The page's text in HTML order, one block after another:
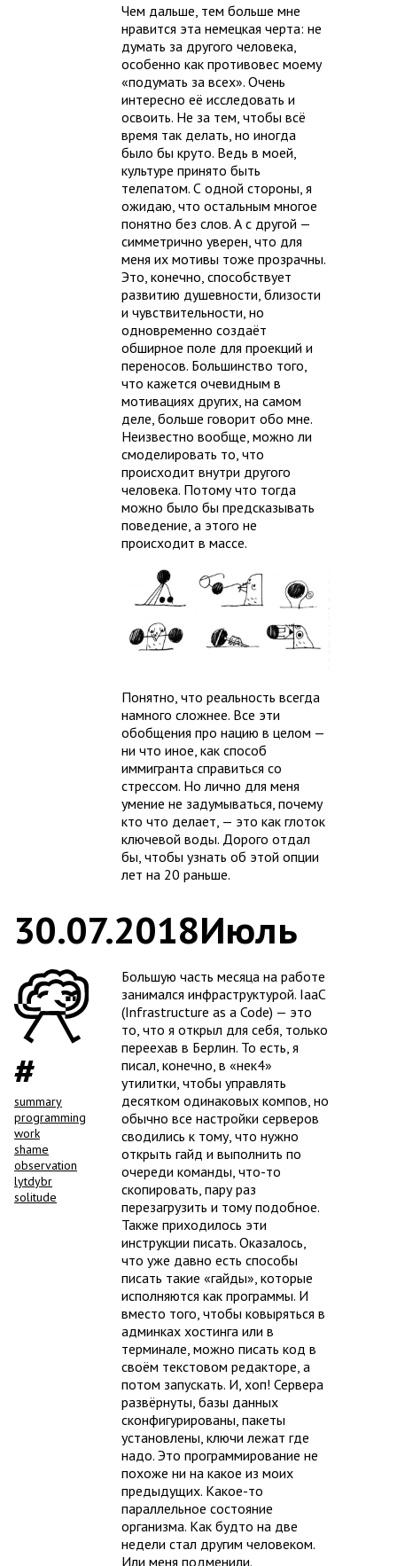
Чем дальше, тем больше мне
нравится эта немецкая черта: не
думать за другого человека,
особенно как противовес моему
«подумать за всех». Очень
интересно её исследовать и
освоить. Не за тем, чтобы всё
время так делать, но иногда
было бы круто. Ведь в моей,
культуре принято быть
телепатом. С одной стороны, я
ожидаю, что остальным многое
понятно без слов. А с другой —
симметрично уверен, что для
меня их мотивы тоже прозрачны.
Это, конечно, способствует
развитию душевности, близости
и чувствительности, но
одновременно создаёт
обширное поле для проекций и
переносов. Большинство того,
что кажется очевидным в
мотивациях других, на самом
деле, больше говорит обо мне.
Неизвестно вообще, можно ли
смоделировать то, что
происходит внутри другого
человека. Потому что тогда
можно было бы предсказывать
поведение, а этого не
происходит в массе.
Понятно, что реальность всегда
намного сложнее. Все эти
обобщения про нацию в целом —
ни что иное, как способ
иммигранта справиться со
стрессом. Но лично для меня
умение не задумываться, почему
кто что делает, — это как глоток
ключевой воды. Дорого отдал
бы, чтобы узнать об этой опции
лет на 20 раньше.
summary
programming
work
shame
observation
lytdybr
solitude
30.07.2018Июль
Большую часть месяца на работе
занимался инфраструктурой. IaaC
(Infrastructure as a Code) — это
то, что я открыл для себя, только
переехав в Берлин. То есть, я
писал, конечно, в «нек4»
утилитки, чтобы управлять
десятком одинаковых компов, но
обычно все настройки серверов
сводились к тому, что нужно
открыть гайд и выполнить по
очереди команды, что-то
скопировать, пару раз
перезагрузить и тому подобное.
Также приходилось эти
инструкции писать. Оказалось,
что уже давно есть способы
писать такие «гайды», которые
исполняются как программы. И
вместо того, чтобы ковыряться в
админках хостинга или в
терминале, можно писать код в
своём текстовом редакторе, а
потом запускать. И, хоп! Сервера
развёрнуты, базы данных
сконфигурированы, пакеты
установлены, ключи лежат где
надо. Это программирование не
похоже ни на какое из моих
предыдущих. Какое-то
параллельное состояние
организма. Как будто на две
недели стал другим человеком.
Или меня подменили.